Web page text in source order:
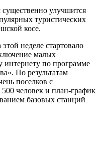
улучшится
туристических
косе.
неделе стартовало
малых
интернету по программе
По результатам
поселков с
человек и план-график
базовых станций